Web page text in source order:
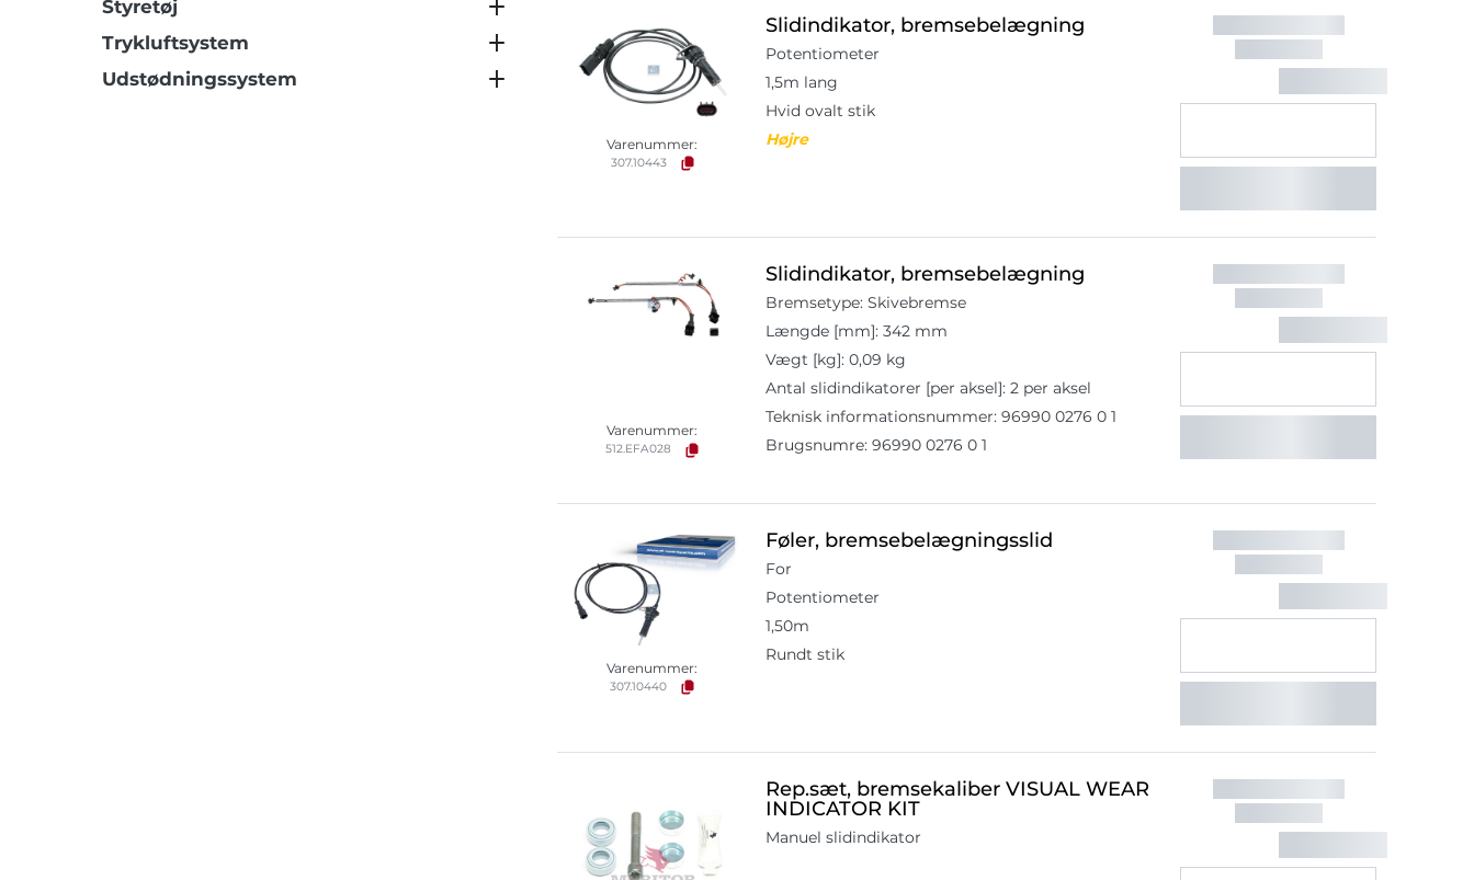
Styretøj
Trykluftsystem
Udstødningssystem
Varenummer:
307.10443
Slidindikator, bremsebelægning
Potentiometer
1,5m lang
Hvid ovalt stik
Højre
Varenummer:
512.EFA028
Slidindikator, bremsebelægning
Bremsetype: Skivebremse
Længde [mm]: 342 mm
Vægt [kg]: 0,09 kg
Antal slidindikatorer [per aksel]: 2 per aksel
Teknisk informationsnummer: 96990 0276 0 1
Brugsnumre: 96990 0276 0 1
Varenummer:
307.10440
Føler, bremsebelægningsslid
For
Potentiometer
1,50m
Rundt stik
Rep.sæt, bremsekaliber VISUAL WEAR
INDICATOR KIT
Manuel slidindikator